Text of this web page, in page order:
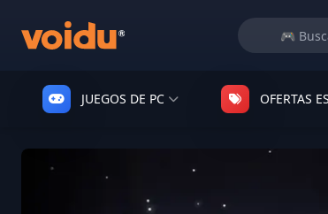
JUEGOS DE PC OFERTAS